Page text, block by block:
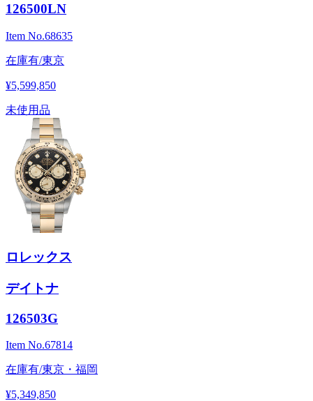
126500LN
Item No.68635
在庫有/東京
¥5,599,850
未使用品
ロレックス
デイトナ
126503G
Item No.67814
在庫有/東京・福岡
¥5,349,850